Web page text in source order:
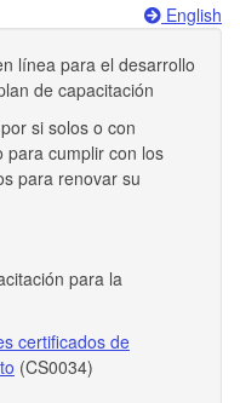
English
línea para el desarrollo
de capacitación
si solos o con
para cumplir con los
para renovar su
para la
certificados de
(CS0034)